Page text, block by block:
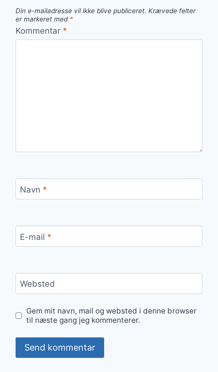
Din e-mailadresse vil ikke blive publiceret. Krævede felter
er markeret med *
Kommentar *
Navn *
E-mail *
Websted
Gem mit navn, mail og websted i denne browser
til næste gang jeg kommenterer.